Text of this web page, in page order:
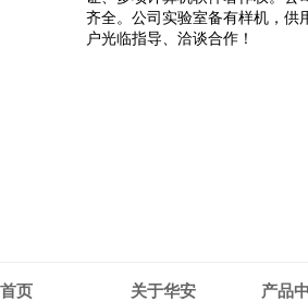
齐全。公司实验室备有样机，供
户光临指导、洽谈合作！
首页 关于华安 产品